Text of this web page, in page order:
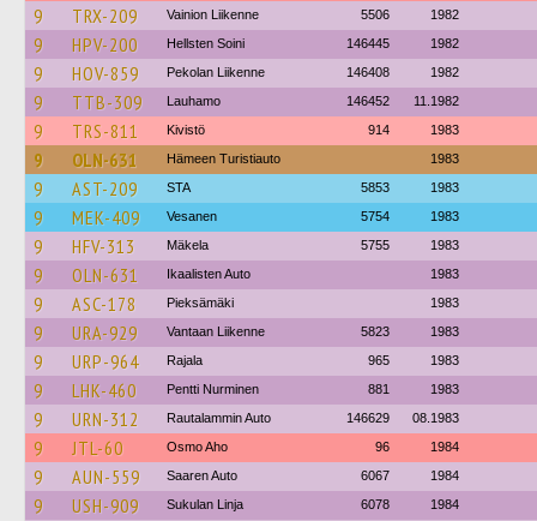
9 TRX-209 Vainion Liikenne 5506 1982
9 HPV-200 Hellsten Soini 146445 1982
9 HOV-859 Pekolan Liikenne 146408 1982
9 TTB-309 Lauhamo 146452 11.1982
9 TRS-811 Kivistö 914 1983
9 OLN-631 Hämeen Turistiauto 1983
9 AST-209 STA 5853 1983
9 MEK-409 Vesanen 5754 1983
9 HFV-313 Mäkela 5755 1983
9 OLN-631 Ikaalisten Auto 1983
9 ASC-178 Pieksämäki 1983
9 URA-929 Vantaan Liikenne 5823 1983
9 URP-964 Rajala 965 1983
9 LHK-460 Pentti Nurminen 881 1983
9 URN-312 Rautalammin Auto 146629 08.1983
9 JTL-60 Osmo Aho 96 1984
9 AUN-559 Saaren Auto 6067 1984
9 USH-909 Sukulan Linja 6078 1984